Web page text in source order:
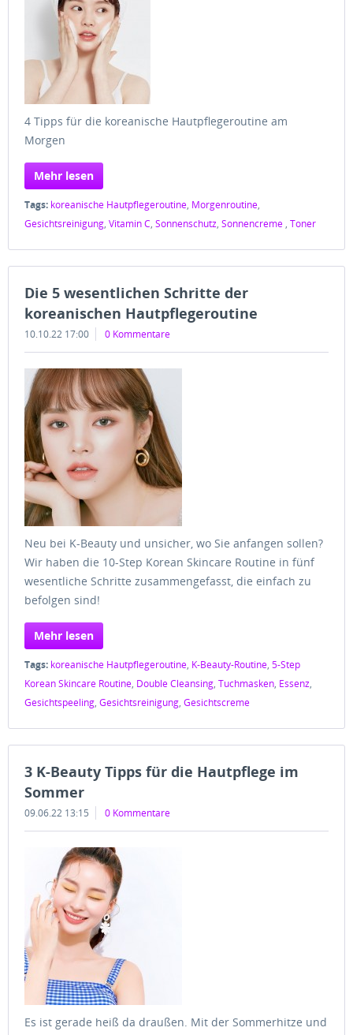
4 Tipps für die koreanische Hautpflegeroutine am
Morgen
Mehr lesen
Tags: koreanische Hautpflegeroutine, Morgenroutine,
Gesichtsreinigung, Vitamin C, Sonnenschutz, Sonnencreme , Toner
Die 5 wesentlichen Schritte der
koreanischen Hautpflegeroutine
10.10.22 17:00 0 Kommentare
Neu bei K-Beauty und unsicher, wo Sie anfangen sollen?
Wir haben die 10-Step Korean Skincare Routine in fünf
wesentliche Schritte zusammengefasst, die einfach zu
befolgen sind!
Mehr lesen
Tags: koreanische Hautpflegeroutine, K-Beauty-Routine, 5-Step
Korean Skincare Routine, Double Cleansing, Tuchmasken, Essenz,
Gesichtspeeling, Gesichtsreinigung, Gesichtscreme
3 K-Beauty Tipps für die Hautpflege im
Sommer
09.06.22 13:15 0 Kommentare
Es ist gerade heiß da draußen. Mit der Sommerhitze und